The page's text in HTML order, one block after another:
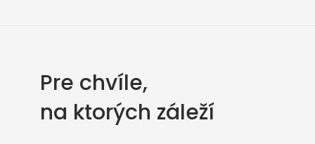
Pre chvíle,
na ktorých záleží